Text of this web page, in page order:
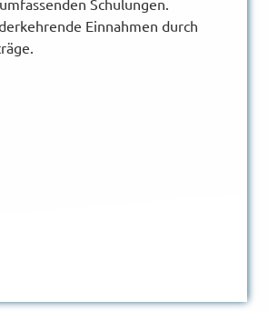
Schulungen.
Einnahmen durch